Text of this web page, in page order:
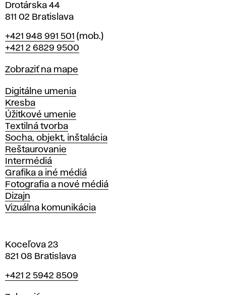
Drotárska 44
811 02 Bratislava
Telefón
+421 948 991 501 (mob.)
+421 2 6829 9500
Mapa
Zobraziť na mape
Katedry
Digitálne umenia
Kresba
Úžitkové umenie
Textilná tvorba
Socha, objekt, inštalácia
Reštaurovanie
Intermédiá
Grafika a iné médiá
Fotografia a nové médiá
Dizajn
Vizuálna komunikácia
Koceľova 23
821 08 Bratislava
Telefón
+421 2 5942 8509